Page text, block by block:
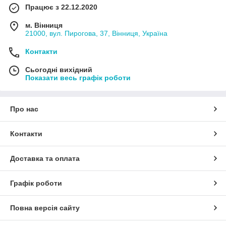
Працює з 22.12.2020
м. Вінниця
21000, вул. Пирогова, 37, Вінниця, Україна
Контакти
Сьогодні вихідний
Показати весь графік роботи
Про нас
Контакти
Доставка та оплата
Графік роботи
Повна версія сайту